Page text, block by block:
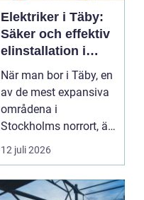
Elektriker i Täby:
Säker och effektiv
elinstallation i
norrort
När man bor i Täby, en
av de mest expansiva
områdena i
Stockholms norrort, är
b...
12 juli 2026